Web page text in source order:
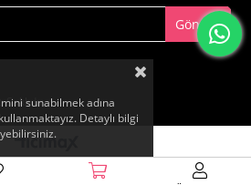
Gönder
sunabilmek adına
Detaylı bilgi